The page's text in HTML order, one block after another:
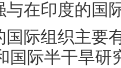
在印度的国
组织主要
国际半干旱